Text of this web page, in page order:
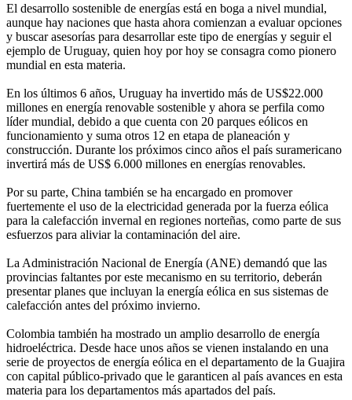
El desarrollo sostenible de energías está en boga a nivel mundial,
aunque hay naciones que hasta ahora comienzan a evaluar opciones
y buscar asesorías para desarrollar este tipo de energías y seguir el
ejemplo de Uruguay, quien hoy por hoy se consagra como pionero
mundial en esta materia.
En los últimos 6 años, Uruguay ha invertido más de US$22.000
millones en energía renovable sostenible y ahora se perfila como
líder mundial, debido a que cuenta con 20 parques eólicos en
funcionamiento y suma otros 12 en etapa de planeación y
construcción. Durante los próximos cinco años el país suramericano
invertirá más de US$ 6.000 millones en energías renovables.
Por su parte, China también se ha encargado en promover
fuertemente el uso de la electricidad generada por la fuerza eólica
para la calefacción invernal en regiones norteñas, como parte de sus
esfuerzos para aliviar la contaminación del aire.
La Administración Nacional de Energía (ANE) demandó que las
provincias faltantes por este mecanismo en su territorio, deberán
presentar planes que incluyan la energía eólica en sus sistemas de
calefacción antes del próximo invierno.
Colombia también ha mostrado un amplio desarrollo de energía
hidroeléctrica. Desde hace unos años se vienen instalando en una
serie de proyectos de energía eólica en el departamento de la Guajira
con capital público-privado que le garanticen al país avances en esta
materia para los departamentos más apartados del país.